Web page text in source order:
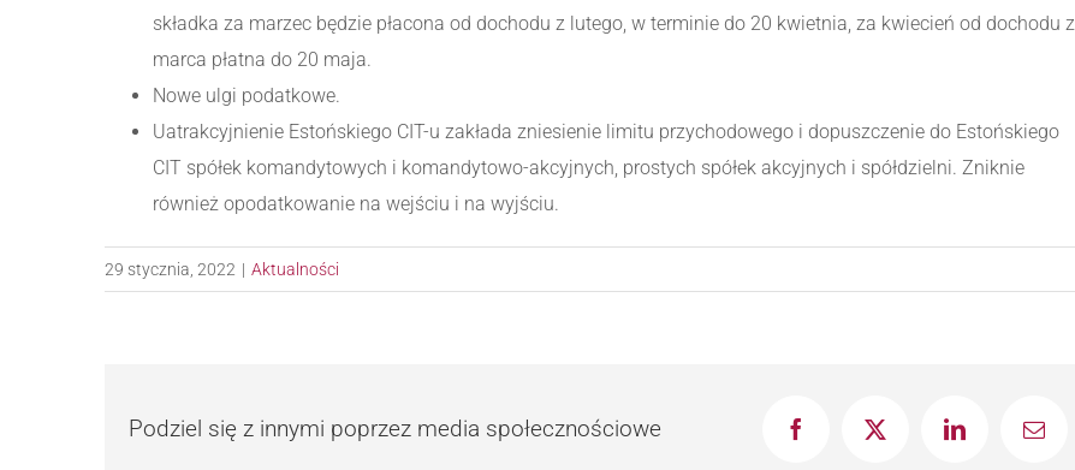
składka za marzec będzie płacona od dochodu z lutego, w terminie do 20 kwietnia, za kwiecień od dochodu z
marca płatna do 20 maja.
Nowe ulgi podatkowe.
Uatrakcyjnienie Estońskiego CIT-u zakłada zniesienie limitu przychodowego i dopuszczenie do Estońskiego
CIT spółek komandytowych i komandytowo-akcyjnych, prostych spółek akcyjnych i spółdzielni. Zniknie
również opodatkowanie na wejściu i na wyjściu.
29 stycznia, 2022 | Aktualności
Podziel się z innymi poprzez media społecznościowe FacebookX LinkedInEmail